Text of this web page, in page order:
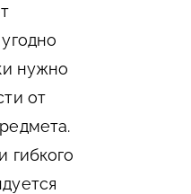
нужно
от
гибкого